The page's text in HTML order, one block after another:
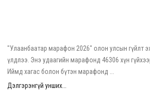
"Улаанбаатар марафон 2026" олон улсын гүйлт
үлдлээ. Энэ удаагийн марафонд 46306 хүн
Иймд хагас болон бүтэн марафонд ...
Дэлгэрэнгүй унших...